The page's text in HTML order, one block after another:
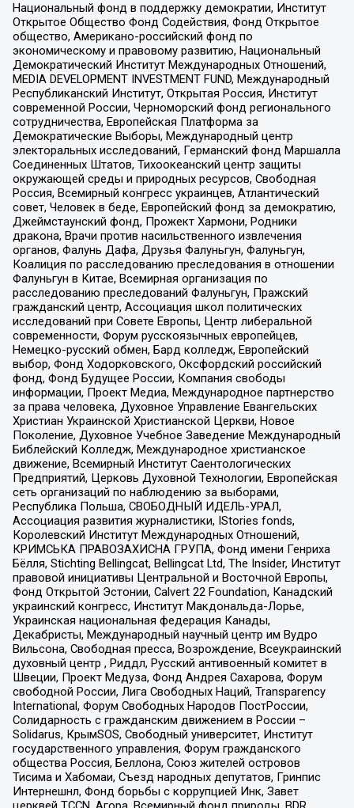
Национальный фонд в поддержку демократии, Институт
Открытое Общество Фонд Содействия, Фонд Открытое
общество, Американо-российский фонд по
экономическому и правовому развитию, Национальный
Демократический Институт Международных Отношений,
MEDIA DEVELOPMENT INVESTMENT FUND, Международный
Республиканский Институт, Открытая Россия, Институт
современной России, Черноморский фонд регионального
сотрудничества, Европейская Платформа за
Демократические Выборы, Международный центр
электоральных исследований, Германский фонд Маршалла
Соединенных Штатов, Тихоокеанский центр защиты
окружающей среды и природных ресурсов, Свободная
Россия, Всемирный конгресс украинцев, Атлантический
совет, Человек в беде, Европейский фонд за демократию,
Джеймстаунский фонд, Прожект Хармони, Родники
дракона, Врачи против насильственного извлечения
органов, Фалунь Дафа, Друзья Фалуньгун, Фалуньгун,
Коалиция по расследованию преследования в отношении
Фалуньгун в Китае, Всемирная организация по
расследованию преследований Фалуньгун, Пражский
гражданский центр, Ассоциация школ политических
исследований при Совете Европы, Центр либеральной
современности, Форум русскоязычных европейцев,
Немецко-русский обмен, Бард колледж, Европейский
выбор, Фонд Ходорковского, Оксфордский российский
фонд, Фонд Будущее России, Компания свободы
информации, Проект Медиа, Международное партнерство
за права человека, Духовное Управление Евангельских
Христиан Украинской Христианской Церкви, Новое
Поколение, Духовное Учебное Заведение Международный
Библейский Колледж, Международное христианское
движение, Всемирный Институт Саентологических
Предприятий, Церковь Духовной Технологии, Европейская
сеть организаций по наблюдению за выборами,
Республика Польша, СВОБОДНЫЙ ИДЕЛЬ-УРАЛ,
Ассоциация развития журналистики, IStories fonds,
Королевский Институт Международных Отношений,
КРИМСЬКА ПРАВОЗАХИСНА ГРУПА, Фонд имени Генриха
Бёлля, Stichting Bellingcat, Bellingcat Ltd, The Insider, Институт
правовой инициативы Центральной и Восточной Европы,
Фонд Открытой Эстонии, Calvert 22 Foundation, Канадский
украинский конгресс, Институт Макдональда-Лорье,
Украинская национальная федерация Канады,
Декабристы, Международный научный центр им Вудро
Вильсона, Свободная пресса, Возрождение, Всеукраинский
духовный центр , Риддл, Русский антивоенный комитет в
Швеции, Проект Медуза, Фонд Андрея Сахарова, Форум
свободной России, Лига Свободных Наций, Transparеncy
International, Форум Свободных Народов ПостРоссии,
Солидарность с гражданским движением в России –
Solidarus, КрымSOS, Свободный университет, Институт
государственного управления, Форум гражданского
общества Россия, Беллона, Союз жителей островов
Тисима и Хабомаи, Съезд народных депутатов, Гринпис
Интернешнл, Фонд борьбы с коррупцией Инк, Завет